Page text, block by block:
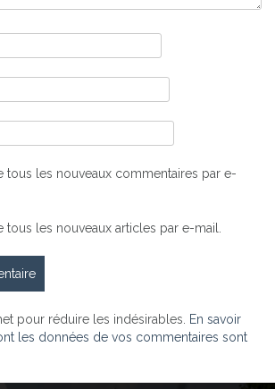
tous les nouveaux commentaires par e-
tous les nouveaux articles par e-mail.
pour réduire les indésirables.
En savoir
les données de vos commentaires sont